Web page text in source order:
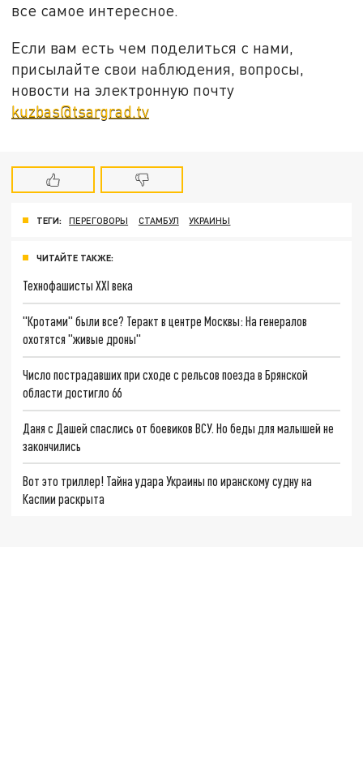
все самое интересное.
Если вам есть чем поделиться с нами,
присылайте свои наблюдения, вопросы,
новости на электронную почту
kuzbas@tsargrad.tv
ТЕГИ: ПЕРЕГОВОРЫ СТАМБУЛ УКРАИНЫ
ЧИТАЙТЕ ТАКЖЕ:
Технофашисты XXI века
"Кротами" были все? Теракт в центре Москвы: На генералов
охотятся "живые дроны"
Число пострадавших при сходе с рельсов поезда в Брянской
области достигло 66
Даня с Дашей спаслись от боевиков ВСУ. Но беды для малышей не
закончились
Вот это триллер! Тайна удара Украины по иранскому судну на
Каспии раскрыта